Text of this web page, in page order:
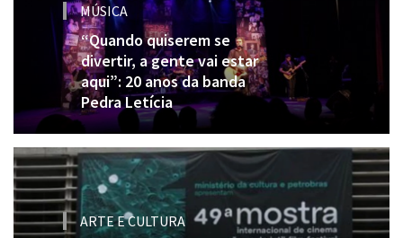
MÚSICA
“Quando quiserem se
divertir, a gente vai estar
aqui”: 20 anos da banda
Pedra Letícia
ARTE E CULTURA